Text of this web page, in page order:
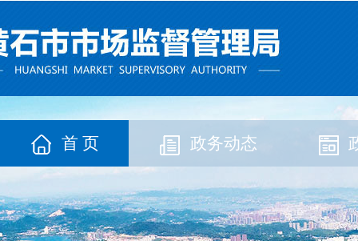
首 页 政务动态